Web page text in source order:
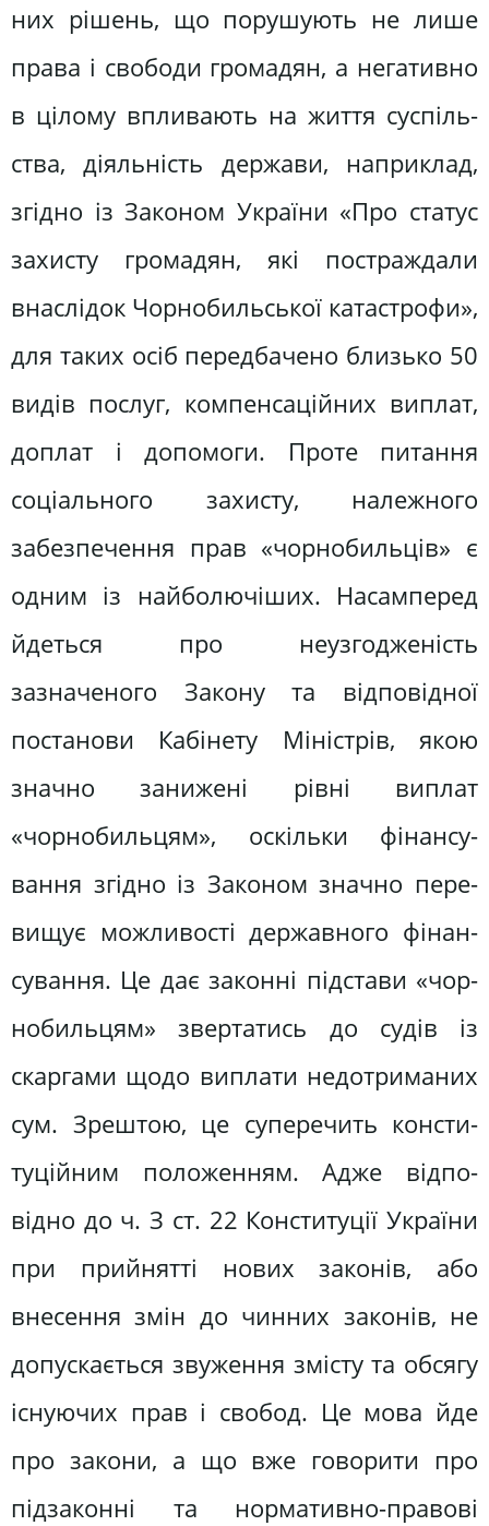
них рішень, що порушують не лише
права і свободи громадян, а негативно
в цілому впливають на життя суспіль­
ства, діяльність держави, наприклад,
згідно із Законом України «Про статус
захисту громадян, які постраждали
внаслідок Чорнобильської катастро­фи»,
для таких осіб передбачено близько 50
видів послуг, компен­саційних виплат,
доплат і допомоги. Проте питання
соціального захисту, належного
забезпечення прав «чорно­бильців» є
одним із найболючіших. Насамперед
йдеться про неузгодже­ність
зазначеного Закону та відповід­ної
постанови Кабінету Міністрів, якою
значно занижені рівні виплат
«чорнобильцям», оскільки фінансу­
вання згідно із Законом значно пере­
вищує можливості державного фінан­
сування. Це дає законні підстави «чор­
нобильцям» звертатись до судів із
скаргами щодо виплати недотриманих
сум. Зрештою, це суперечить консти­
туційним положенням. Адже відпо­
відно до ч. З ст. 22 Конституції України
при прийнятті нових законів, або
внесення змін до чинних законів, не
допускається звуження змісту та обсягу
існуючих прав і свобод. Це мо­ва йде
про закони, а що вже говорити про
підзаконні та нормативно-правові